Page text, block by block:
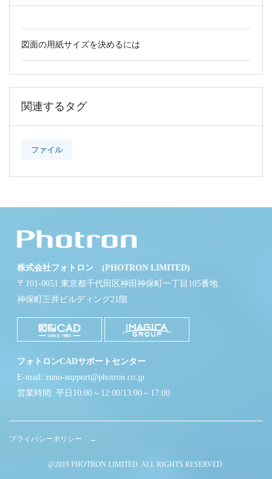
図面の用紙サイズを決めるには
関連するタグ
ファイル
株式会社フォトロン (PHOTRON LIMITED)
〒101-0051 東京都千代田区神田神保町一丁目105番地
神保町三井ビルディング21階
フォトロンCADサポートセンター
E-mail: zuno-support@photron.co.jp
営業時間: 平日10:00～12:00/13:00～17:00
プライバシーポリシー →
@2019 PHOTRON LIMITED. ALL RIGHTS RESERVED.